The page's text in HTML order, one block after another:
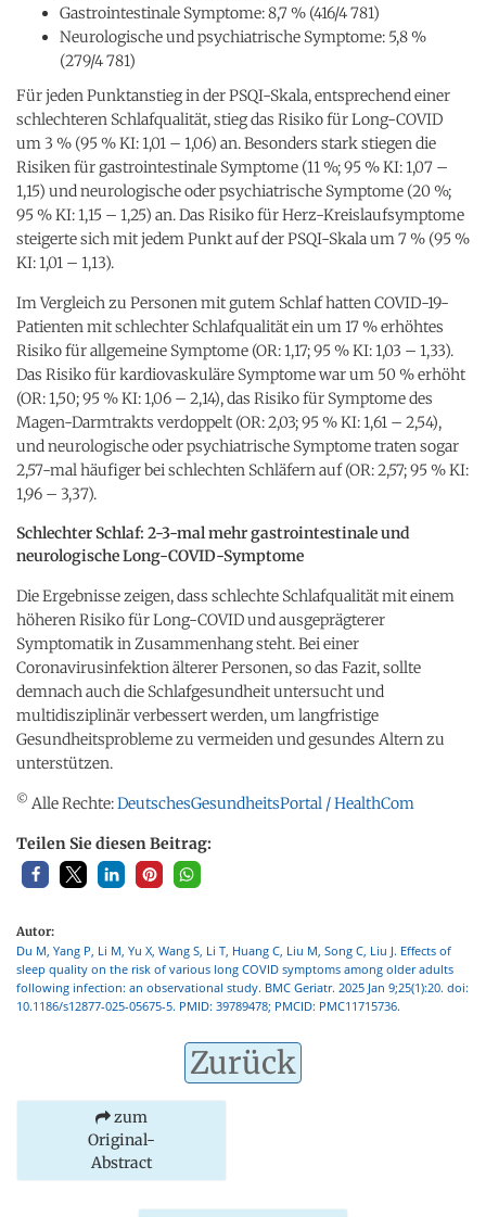
Gastrointestinale Symptome: 8,7 % (416/4 781)
Neurologische und psychiatrische Symptome: 5,8 %
(279/4 781)
Für jeden Punktanstieg in der PSQI-Skala, entsprechend einer
schlechteren Schlafqualität, stieg das Risiko für Long-COVID
um 3 % (95 % KI: 1,01 – 1,06) an. Besonders stark stiegen die
Risiken für gastrointestinale Symptome (11 %; 95 % KI: 1,07 –
1,15) und neurologische oder psychiatrische Symptome (20 %;
95 % KI: 1,15 – 1,25) an. Das Risiko für Herz-Kreislaufsymptome
steigerte sich mit jedem Punkt auf der PSQI-Skala um 7 % (95 %
KI: 1,01 – 1,13).
Im Vergleich zu Personen mit gutem Schlaf hatten COVID-19-
Patienten mit schlechter Schlafqualität ein um 17 % erhöhtes
Risiko für allgemeine Symptome (OR: 1,17; 95 % KI: 1,03 – 1,33).
Das Risiko für kardiovaskuläre Symptome war um 50 % erhöht
(OR: 1,50; 95 % KI: 1,06 – 2,14), das Risiko für Symptome des
Magen-Darmtrakts verdoppelt (OR: 2,03; 95 % KI: 1,61 – 2,54),
und neurologische oder psychiatrische Symptome traten sogar
2,57-mal häufiger bei schlechten Schläfern auf (OR: 2,57; 95 % KI:
1,96 – 3,37).
Schlechter Schlaf: 2-3-mal mehr gastrointestinale und
neurologische Long-COVID-Symptome
Die Ergebnisse zeigen, dass schlechte Schlafqualität mit einem
höheren Risiko für Long-COVID und ausgeprägterer
Symptomatik in Zusammenhang steht. Bei einer
Coronavirusinfektion älterer Personen, so das Fazit, sollte
demnach auch die Schlafgesundheit untersucht und
multidisziplinär verbessert werden, um langfristige
Gesundheitsprobleme zu vermeiden und gesundes Altern zu
unterstützen.
© Alle Rechte:DeutschesGesundheitsPortal / HealthCom
Teilen Sie diesen Beitrag:
Autor:
Du M, Yang P, Li M, Yu X, Wang S, Li T, Huang C, Liu M, Song C, Liu J. Effects of
sleep quality on the risk of various long COVID symptoms among older adults
following infection: an observational study. BMC Geriatr. 2025 Jan 9;25(1):20. doi:
10.1186/s12877-025-05675-5. PMID: 39789478; PMCID: PMC11715736.
Zurück
zum
Original-
Abstract